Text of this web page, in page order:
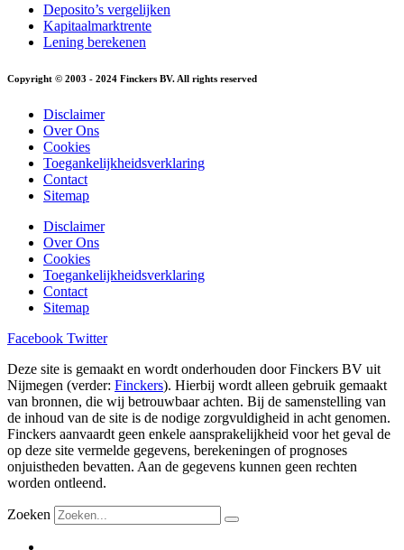
Deposito’s vergelijken
Kapitaalmarktrente
Lening berekenen
Copyright © 2003 - 2024 Finckers BV. All rights reserved
Disclaimer
Over Ons
Cookies
Toegankelijkheidsverklaring
Contact
Sitemap
Disclaimer
Over Ons
Cookies
Toegankelijkheidsverklaring
Contact
Sitemap
Facebook Twitter
Deze site is gemaakt en wordt onderhouden door Finckers BV uit
Nijmegen (verder: Finckers). Hierbij wordt alleen gebruik gemaakt
van bronnen, die wij betrouwbaar achten. Bij de samenstelling van
de inhoud van de site is de nodige zorgvuldigheid in acht genomen.
Finckers aanvaardt geen enkele aansprakelijkheid voor het geval de
op deze site vermelde gegevens, berekeningen of prognoses
onjuistheden bevatten. Aan de gegevens kunnen geen rechten
worden ontleend.
Zoeken